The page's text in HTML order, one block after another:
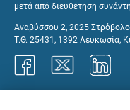
μετά από διευθέτηση
Αναβύσσου 2, 2025
Τ.Θ. 25431, 1392 Λευκωσία,